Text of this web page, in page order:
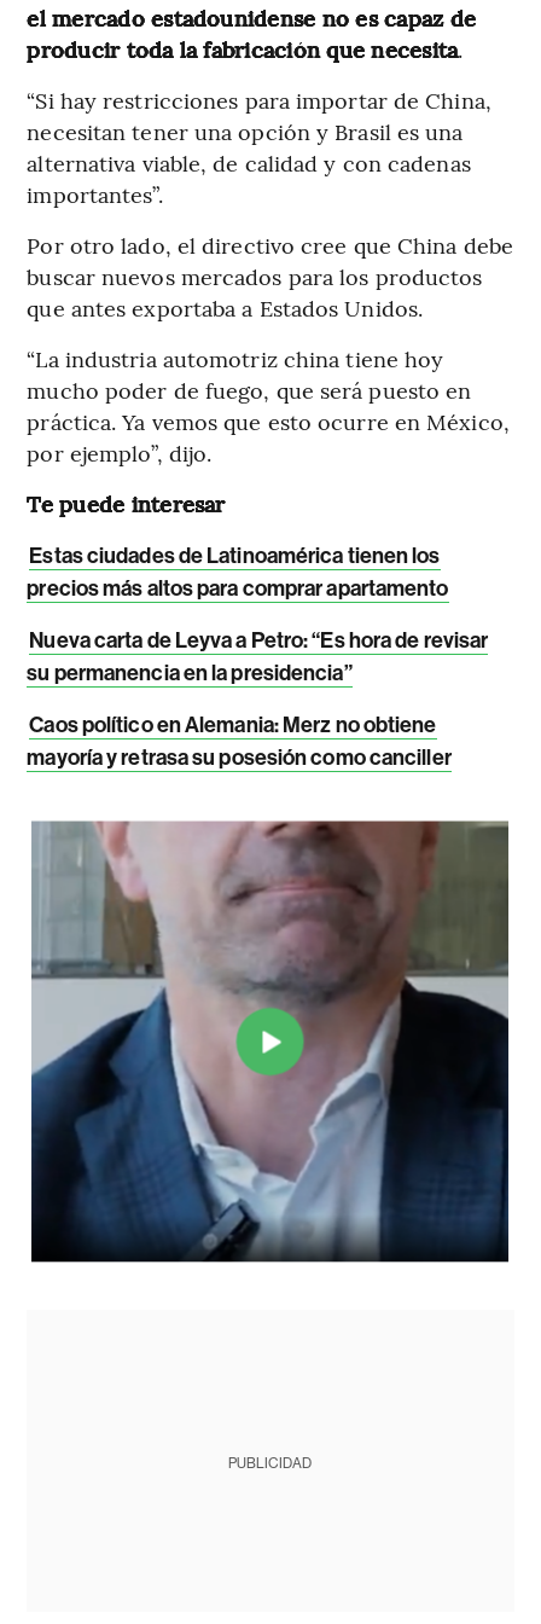
el mercado estadounidense no es capaz de
producir toda la fabricación que necesita.
“Si hay restricciones para importar de China,
necesitan tener una opción y Brasil es una
alternativa viable, de calidad y con cadenas
importantes”.
Por otro lado, el directivo cree que China debe
buscar nuevos mercados para los productos
que antes exportaba a Estados Unidos.
“La industria automotriz china tiene hoy
mucho poder de fuego, que será puesto en
práctica. Ya vemos que esto ocurre en México,
por ejemplo”, dijo.
Te puede interesar
Estas ciudades de Latinoamérica tienen los
precios más altos para comprar apartamento
Nueva carta de Leyva a Petro: “Es hora de revisar
su permanencia en la presidencia”
Caos político en Alemania: Merz no obtiene
mayoría y retrasa su posesión como canciller
PUBLICIDAD